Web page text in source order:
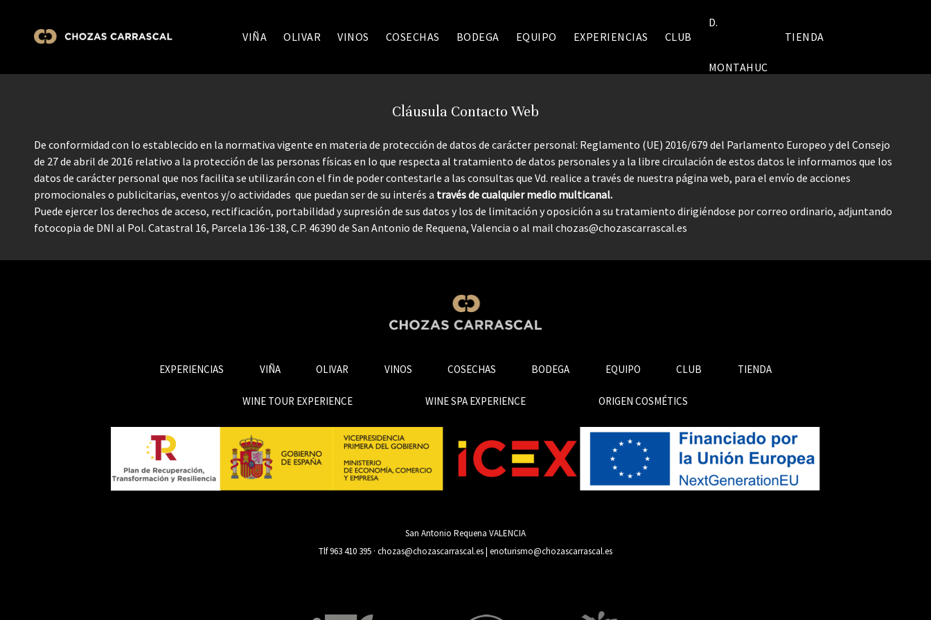
VIÑA OLIVAR VINOS COSECHAS BODEGA EQUIPO EXPERIENCIAS CLUB
D.
MONTAHUC
TIENDA
Cláusula Contacto Web
De conformidad con lo establecido en la normativa vigente en materia de protección de datos de carácter personal: Reglamento (UE) 2016/679 del Parlamento Europeo y del Consejo
de 27 de abril de 2016 relativo a la protección de las personas físicas en lo que respecta al tratamiento de datos personales y a la libre circulación de estos datos le informamos que los
datos de carácter personal que nos facilita se utilizarán con el fin de poder contestarle a las consultas que Vd. realice a través de nuestra página web, para el envío de acciones
promocionales o publicitarias, eventos y/o actividades que puedan ser de su interés a través de cualquier medio multicanal.
Puede ejercer los derechos de acceso, rectificación, portabilidad y supresión de sus datos y los de limitación y oposición a su tratamiento dirigiéndose por correo ordinario, adjuntando
fotocopia de DNI al Pol. Catastral 16, Parcela 136-138, C.P. 46390 de San Antonio de Requena, Valencia o al mail chozas@chozascarrascal.es
EXPERIENCIAS VIÑA OLIVAR VINOS COSECHAS BODEGA EQUIPO CLUB TIENDA
WINE TOUR EXPERIENCE WINE SPA EXPERIENCE ORIGEN COSMÉTICS
San Antonio Requena VALENCIA
Tlf 963 410 395· chozas@chozascarrascal.es| enoturismo@chozascarrascal.es